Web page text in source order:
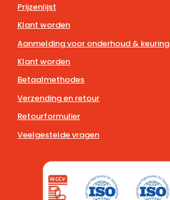
Prijzenlijst
Klant worden
Aanmelding voor onderhoud & keuring
Klant worden
Betaalmethodes
Verzending en retour
Retourformulier
Veelgestelde vragen